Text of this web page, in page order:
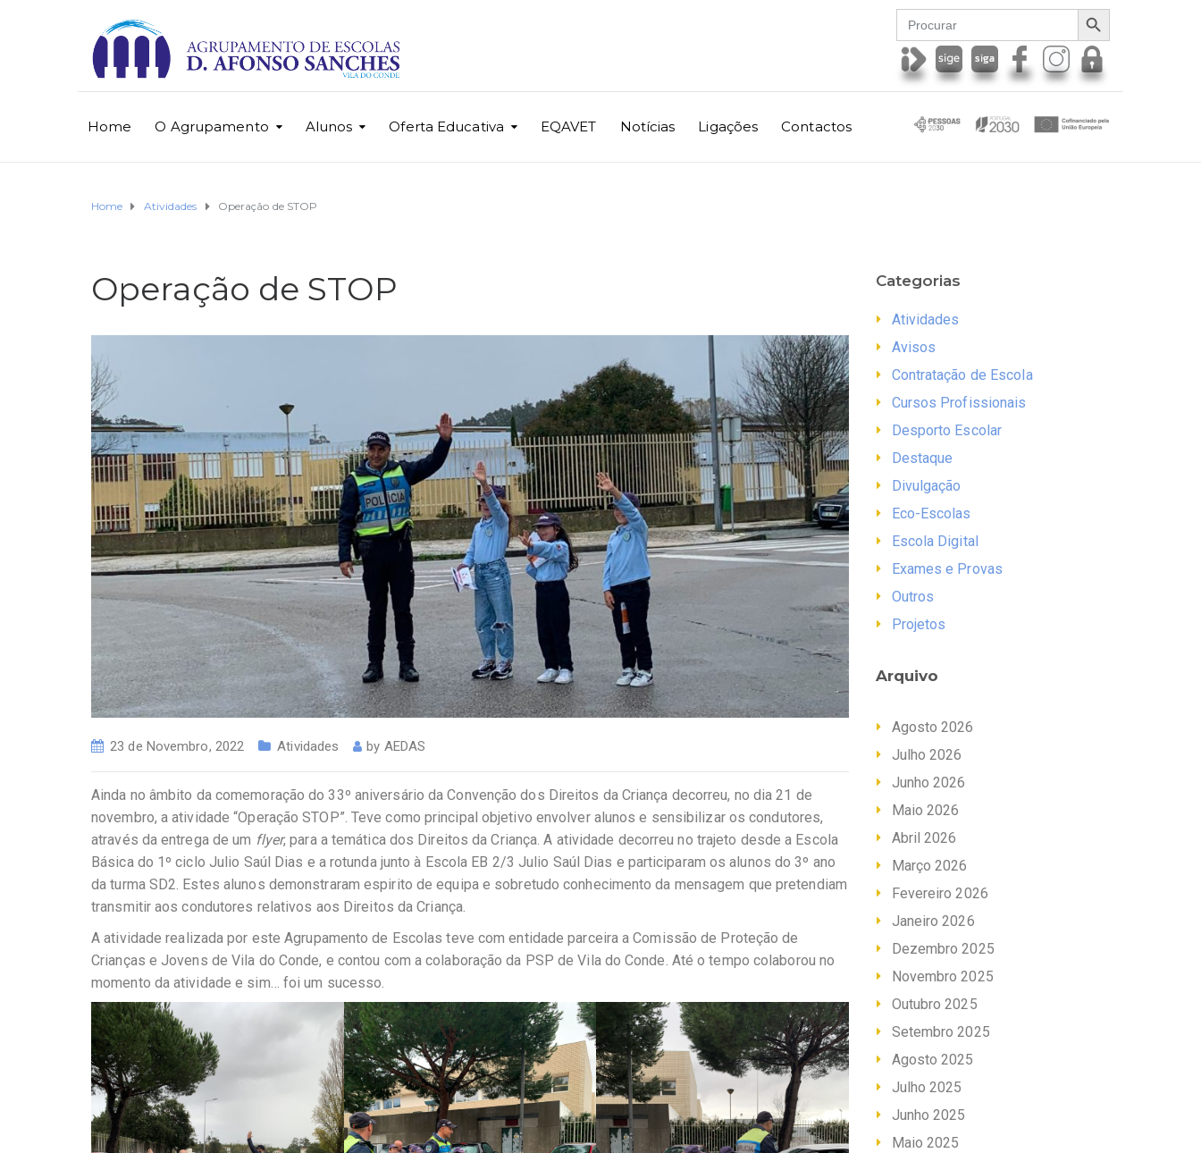
Search
for:
SEARCH BUTTON
Home O Agrupamento Alunos Oferta Educativa EQAVET Notícias Ligações Contactos
Home Atividades Operação de STOP
Operação de STOP
23 de Novembro, 2022 Atividades by AEDAS
Ainda no âmbito da comemoração do 33º aniversário da Convenção dos Direitos da Criança decorreu, no dia 21 de
novembro, a atividade “Operação STOP”. Teve como principal objetivo envolver alunos e sensibilizar os condutores,
através da entrega de um flyer, para a temática dos Direitos da Criança. A atividade decorreu no trajeto desde a Escola
Básica do 1º ciclo Julio Saúl Dias e a rotunda junto à Escola EB 2/3 Julio Saúl Dias e participaram os alunos do 3º ano
da turma SD2. Estes alunos demonstraram espirito de equipa e sobretudo conhecimento da mensagem que pretendiam
transmitir aos condutores relativos aos Direitos da Criança.
A atividade realizada por este Agrupamento de Escolas teve com entidade parceira a Comissão de Proteção de
Crianças e Jovens de Vila do Conde, e contou com a colaboração da PSP de Vila do Conde. Até o tempo colaborou no
momento da atividade e sim… foi um sucesso.
Categorias
Atividades
Avisos
Contratação de Escola
Cursos Profissionais
Desporto Escolar
Destaque
Divulgação
Eco-Escolas
Escola Digital
Exames e Provas
Outros
Projetos
Arquivo
Agosto 2026
Julho 2026
Junho 2026
Maio 2026
Abril 2026
Março 2026
Fevereiro 2026
Janeiro 2026
Dezembro 2025
Novembro 2025
Outubro 2025
Setembro 2025
Agosto 2025
Julho 2025
Junho 2025
Maio 2025